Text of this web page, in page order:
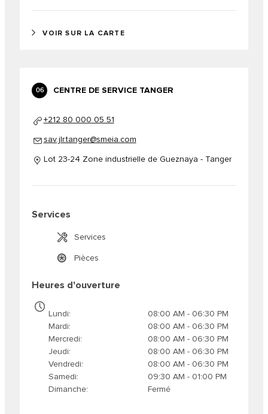
VOIR SUR LA CARTE
06 CENTRE DE SERVICE TANGER
+212 80 000 05 51
sav.jlr.tanger@smeia.com
Lot 23-24 Zone industrielle de Gueznaya - Tanger
Services
Services
Pièces
Heures d'ouverture
Lundi
08:00 AM - 06:30 PM
Mardi
08:00 AM - 06:30 PM
Mercredi
08:00 AM - 06:30 PM
Jeudi
08:00 AM - 06:30 PM
Vendredi
08:00 AM - 06:30 PM
Samedi
09:30 AM - 01:00 PM
Dimanche
Fermé